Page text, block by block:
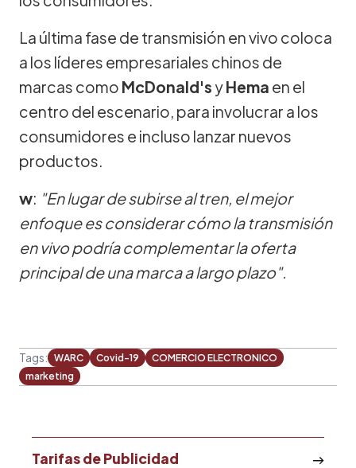
La última fase de transmisión en vivo coloca
a los líderes empresariales chinos de
marcas como McDonald's yHema en el
centro del escenario, para involucrar a los
consumidores e incluso lanzar nuevos
productos.
w: "En lugar de subirse al tren, el mejor
enfoque es considerar cómo la transmisión
en vivo podría complementar la oferta
principal de una marca a largo plazo".
Tags: WARC Covid-19
COMERCIO ELECTRONICO
marketing
Tarifas de Publicidad